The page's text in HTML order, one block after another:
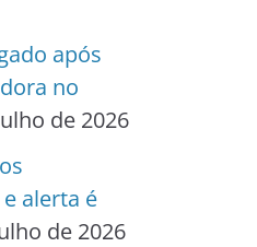
após
no
de 2026
alerta é
de 2026